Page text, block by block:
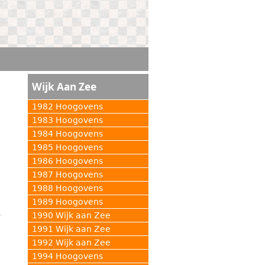
Wijk Aan Zee
1982 Hoogovens
1983 Hoogovens
1984 Hoogovens
1985 Hoogovens
1986 Hoogovens
1987 Hoogovens
1988 Hoogovens
1989 Hoogovens
1990 Wijk aan Zee
1991 Wijk aan Zee
1992 Wijk aan Zee
1994 Hoogovens